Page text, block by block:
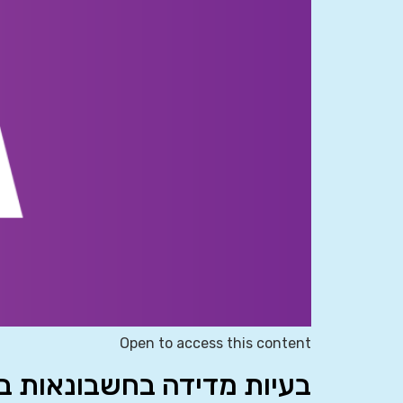
Open to access this content
בעיות מדידה בחשבונאות ב’